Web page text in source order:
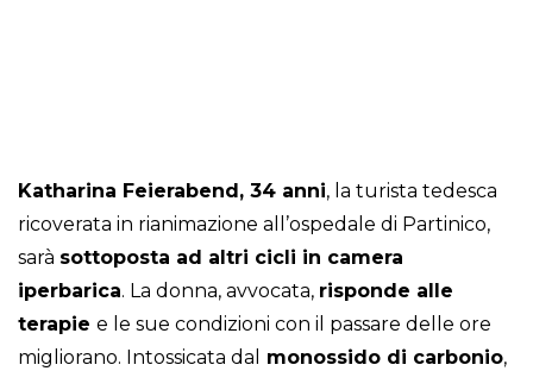
Katharina Feierabend, 34 anni, la turista tedesca
ricoverata in rianimazione all’ospedale di Partinico,
sarà sottoposta ad altri cicli in camera
iperbarica. La donna, avvocata, risponde alle
terapie e le sue condizioni con il passare delle ore
migliorano. Intossicata dal
monossido di carbonio,